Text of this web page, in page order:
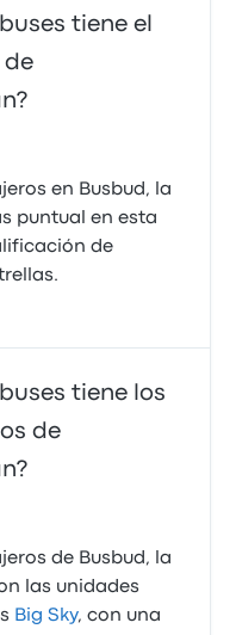
tiene el
de
en Busbud, la
puntual en esta
de
tiene los
de
de Busbud, la
las unidades
Big Sky, con una